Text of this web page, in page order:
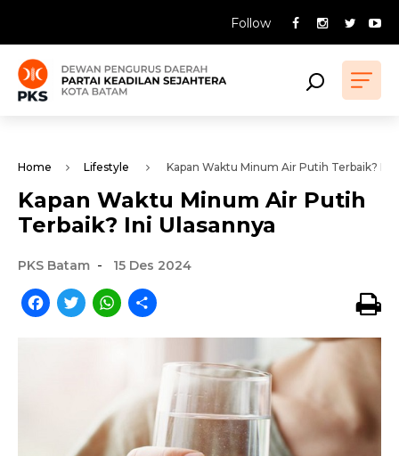
Follow
Home Lifestyle Kapan Waktu Minum Air Putih Terbaik? Ini
Kapan Waktu Minum Air Putih
Terbaik? Ini Ulasannya
PKS Batam - 15 Des 2024
Facebook
TwitterWhatsApp